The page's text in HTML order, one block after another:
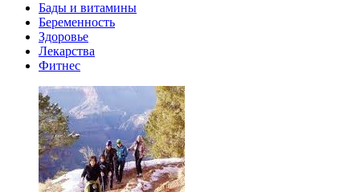
Бады и витамины
Беременность
Здоровье
Лекарства
Фитнес